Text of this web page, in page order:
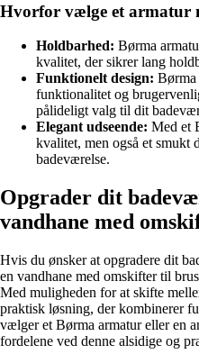
Hvorfor vælge et armatur
Holdbarhed: Børma
kvalitet, der sikrer lang
Funktionelt design: Børma
funktionalitet og
pålideligt valg til dit
Elegant udseende: Med et
kvalitet, men også et
badeværelse.
Opgrader dit
vandhane med
Hvis du ønsker at opgradere dit
en vandhane med omskifter til
Med muligheden for at skifte
praktisk løsning, der kombinerer
vælger et Børma armatur eller en
fordelene ved denne alsidige og